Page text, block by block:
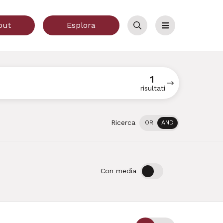
Esplora
Cerca Menu
1
risultati
Ricerca OR AND
Con media OFF